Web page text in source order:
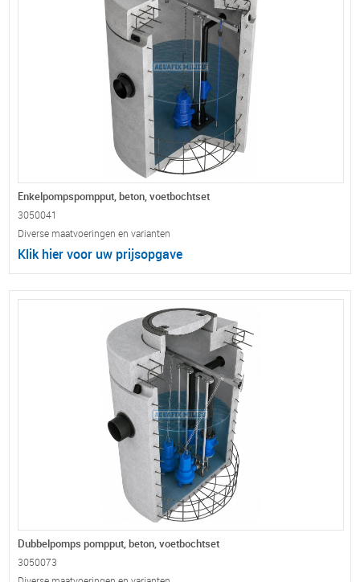
Enkelpompspompput, beton, voetbochtset
3050041
Diverse maatvoeringen en varianten
Klik hier voor uw prijsopgave
Dubbelpomps pompput, beton, voetbochtset
3050073